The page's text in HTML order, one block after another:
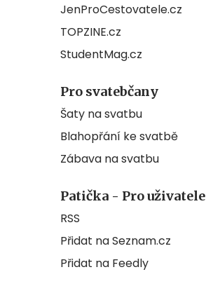
JenProCestovatele.cz
TOPZINE.cz
StudentMag.cz
Pro svatebčany
Šaty na svatbu
Blahopřání ke svatbě
Zábava na svatbu
Patička - Pro uživatele
RSS
Přidat na Seznam.cz
Přidat na Feedly